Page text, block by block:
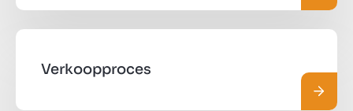
Verkoopproces
Lees